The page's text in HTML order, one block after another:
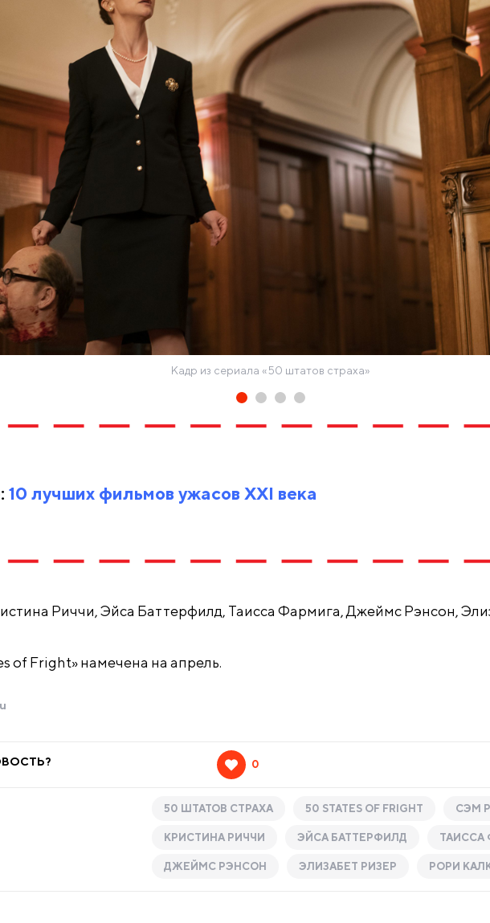
Кадр из сериала «50 штатов страха»
10 лучших фильмов ужасов ХХI века
Риччи, Эйса Баттерфилд, Таисса Фармига, Джеймс Рэнсон,
of Fright» намечена на апрель.
0
50 ШТАТОВ СТРАХА 50 STATES OF FRIGHT СЭМ
КРИСТИНА РИЧЧИ ЭЙСА БАТТЕРФИЛД ТАИССА
ДЖЕЙМС РЭНСОН ЭЛИЗАБЕТ РИЗЕР РОРИ